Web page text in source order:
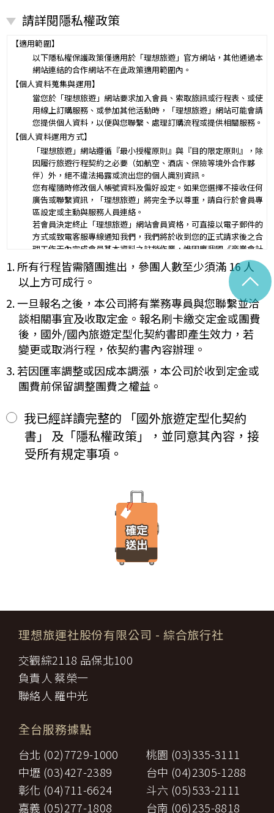
營業所：
甲乙雙方同意就本旅遊事項，依下列約定辦理。
第一條（國外旅遊之意義）
本契約所謂國外旅遊，係指到中華民國疆域以外其他國家或地區旅
遊。
赴中國大陸旅行者，準用本旅遊契約之約定。
第二條（適用之範圍及順序）
甲乙雙方關於本旅遊之權利義務，依本契約條款之約定定之；本契約
中未約定者，適用中華民國有關法令之規定。
第三條（旅遊團名稱、旅遊行程及廣告責任）
本旅遊團名稱為____________________
一、 旅遊地區（國家、城市或觀光地點）：________
二、
行程（啟程出發地點、回程之終止地點、日期、交通工具、住
宿旅館、餐飲、遊覽、安排購物行程及其所附隨之服務說
明）：_________
與本契約有關之附件、廣告、宣傳文件、行程表或說明會之說明內容
均視為本契約內容之一部分。乙方應確保廣告內容之真實，對甲方所
負之義務不得低於廣告之內容。
第一項記載得以所刊登之廣告、宣傳文件、行程表或說明會之說明內
未記載第一項內容或記載之內容與刊登廣告、宣傳文件、行程表或說
明會之說明記載不符者，以最有利於甲方之內容為準。
第四條（集合及出發時地）
甲方應於民國_____年_____月_____日_____時_____分於
__________準時集合出發。甲方未準時到約定地點集合致未能出
發，亦未能中途加入旅遊者，視為甲方任意解除契約，乙方得依第十
三條之約定，行使損害賠償請求權。
第五條（旅遊費用及付款方式）
旅遊費用：______________________
除雙方有特別約定者外，甲方應依下列約定繳付：
一、
簽訂本契約時，甲方應以_______(現金、信用卡、轉帳、支票
二、
其餘款項以_______ (現金、信用卡、轉帳、支票等方式)於出發
前三日或說明會時繳清。
前項之特別約定，除經雙方同意並增訂其他協議事項於本契約第三十
七條，乙方不得以任何名義要求增加旅遊費用。
第六條（旅客怠於給付旅遊費用之效力）
之費用，依第十三條約定辦理；乙方如有其他損害，並得請求賠償。
旅遊需甲方之行為始能完成，而甲方不為其行為者，乙方得定相當期
限，催告甲方為之。甲方逾期不為其行為者，乙方得終止契約，並得
請求賠償因契約終止而生之損害。
旅遊開始後，乙方依前項規定終止契約時，甲方得請求乙方墊付費用
甲方依第五條約定繳納之旅遊費用，除雙方依第三十七條另有約定以
一、
代辦證件之行政規費：乙方代理甲方辦理出國所需之手續費及
二、交通運輸費：旅程所需各種交通運輸之費用。
餐飲費：旅程中所列應由乙方安排之餐飲費用。
四、
住宿費：旅程中所列住宿及旅館之費用，如甲方需要單人房，
經乙方同意安排者，甲方應補繳所需差額。
六、
用。
七、 送費用及團體行李接送人員之小費，行李數量之重量依航空公
司規定辦理。
八、 稅捐：各地機場服務稅捐及團體餐宿稅捐。
九、 服務費：領隊及其他乙方為甲方安排服務人員之報酬。
十、 保險費：責任保險及履約保證保險。
請詳閱隱私權政策
【適用範圍】
以下隱私權保護政策僅適用於「理想旅遊」官方網站，其他通過本
網站連結的合作網站不在此政策適用範圍內。
【個人資料蒐集與運用】
當您於「理想旅遊」網站要求加入會員、索取旅訊或行程表、或使
用線上訂購服務、或參加其他活動時，「理想旅遊」網站可能會請
您提供個人資料，以便與您聯繫、處理訂購流程或提供相關服務。
【個人資料運用方式】
「理想旅遊」網站遵循『最小授權原則』與『目的限定原則』，除
因履行旅遊行程契約之必要（如航空、酒店、保險等境外合作夥
伴）外，絕不違法揭露或流出您的個人識別資訊。
您有權隨時修改個人帳號資料及偏好設定。如果您選擇不接收任何
廣告或聯繫資訊，「理想旅遊」將完全予以尊重，請自行於會員專
區設定或主動與服務人員連絡。
若會員決定終止「理想旅遊」網站會員資格，可直接以電子郵件的
方式或致電客服專線通知我們，我們將於收到您的正式請求後之合
理工作天內完成會員基本資料之註銷作業，惟因應我國《商業會計
法》及《稅捐稽徵法》之法定保存年限要求，相關交易憑證與帳務
紀錄將於法定保存期限屆滿後自動進行安全銷毀，不在此限。自終
止「理想旅遊」網站會員身份之日起（以本站系統發出之確認電子
郵件為準），您將即刻喪失所有本服務所提供之尊榮優惠及權益。
【Cookies 的運用政策】
為提供個人化的服務，本資訊網會使用 Cookies 技術來儲存並在
某些時候追蹤使用者的資料。本網站使用 Cookies 大多僅基於輔
助作用，例如儲存您偏好的特定種類資料，或儲存相關密碼以方便
您上網至本行網站時不必每次再輸入密碼…等。
※ Cookies 是網站伺服器用來和使用者瀏覽器進行溝通的一種技術，
它可能在使用者的電腦中儲存某些資訊，大部分 Cookies 的有效
定，取消或限制此項功能。
「理想旅遊」網站自動接收並紀錄您瀏覽或查詢時所產生的相關記
錄，這是系統本身所自行記錄的行為，記錄包括您使用連線設備的
IP 位址、使用時間、使用的瀏覽器、瀏覽及點選資料紀錄…等。這
些系統自動記錄的資料無法直接辨識個人身份，僅用於分析網站流
當您經由「理想旅遊」網站交易平台進行線上報名，為瞭解您購買
產品或服務的類別與數量，以及付款人、收受貨款資料，「理想旅
遊」網站將會以線上或離線方式，蒐集您主動提供所購買產品或服
務內容（如品名、數量、金額等）、付款人資料（如姓名、電子郵
件、地址、郵遞區號、電話、生日、性別、職業和個人興趣等）、
收貨人資料（如姓名、電話、地址、郵遞區號等）、付款資料（如
GlobalTrust SSL 網站伺服器數位憑證機制，您的訂單在線上交易
理（即表示您傳送的資料正經過 SSL 保密機制的防護中，就算中
【隱私權保護政策修訂】
「理想旅遊」網站保有修訂本政策之權利。當「理想旅遊」網站在
使用個人資料的規定上作出大修改時，會在網頁上張貼告示，通知
您相關事項。
尊重智慧財產權為全民應盡義務，「理想旅遊」網站所有程式、網
產權，任何人不得逕自使用、修改、重製、公開播送、改作、散
布、發行、公開發表、進行還原工程、解編或反向組譯。若需引用
或轉載，請事先依法取得「理想旅遊」或相關權利人之書面同意。
【我們對保護您隱私權的承諾】
為確保您的個人資料安全，我們傳遞所有隱私權與安全準則予「理
1. 所有行程皆需隨團進出，參團人數至少須滿 16 人
以上方可成行。
2. 一旦報名之後，本公司將有業務專員與您聯繫並洽
談相關事宜及收取定金。報名刷卡繳交定金或團費
後，國外/國內旅遊定型化契約書即產生效力，若
變更或取消行程，依契約書內容辦理。
3. 若因匯率調整或因成本調漲，本公司於收到定金或
團費前保留調整團費之權益。
我已經詳讀完整的 「國外旅遊定型化契約
書」 及「隱私權政策」，並同意其內容，接
受所有規定事項。
理想旅運社股份有限公司 - 綜合旅行社
交觀綜2118 品保北100
負責人 蔡榮一
聯絡人 羅中光
全台服務據點
台北 (02)7729-1000
桃園 (03)335-3111
中壢 (03)427-2389
台中 (04)2305-1288
彰化 (04)711-6624
斗六 (05)533-2111
嘉義 (05)277-1808
台南 (06)235-8818
^